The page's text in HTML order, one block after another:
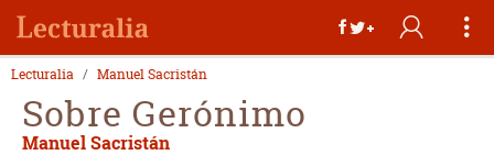
Lecturalia Manuel Sacristán
Sobre Gerónimo
Manuel Sacristán